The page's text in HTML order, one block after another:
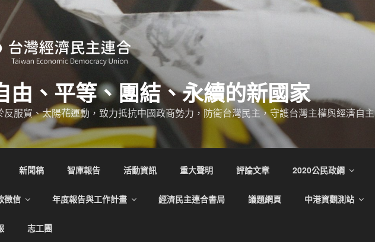
由、平等、團結、永續的新國家
反服貿、太陽花運動，致力抵抗中國政商勢力，防衛台灣民主，守護台灣主權與經濟自主
新聞稿 智庫報告 活動資訊 重大聲明 評論文章 2020公民政綱
徵信 年度報告與工作計畫 經濟民主連合書局 議題網頁 中港資觀測站
志工團